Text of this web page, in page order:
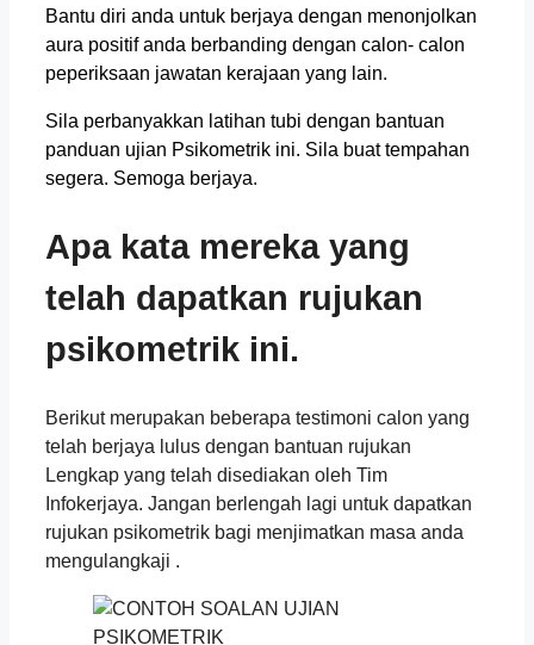
Bantu diri anda untuk berjaya dengan menonjolkan
aura positif anda berbanding dengan calon- calon
peperiksaan jawatan kerajaan yang lain.
Sila perbanyakkan latihan tubi dengan bantuan
panduan ujian Psikometrik ini. Sila buat tempahan
segera. Semoga berjaya.
Apa kata mereka yang
telah dapatkan rujukan
psikometrik ini.
Berikut merupakan beberapa testimoni calon yang
telah berjaya lulus dengan bantuan rujukan
Lengkap yang telah disediakan oleh Tim
Infokerjaya. Jangan berlengah lagi untuk dapatkan
rujukan psikometrik bagi menjimatkan masa anda
mengulangkaji .